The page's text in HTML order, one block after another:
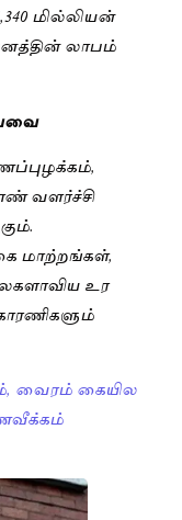
மில்லியன்
லாபம்
வளர்ச்சி
மாற்றங்கள்,
உர
வைரம் கையில